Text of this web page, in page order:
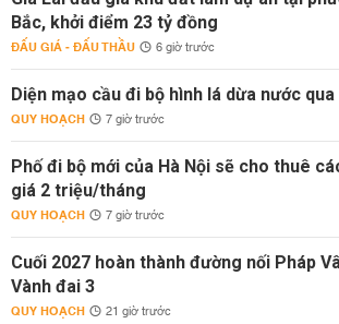
Bắc, khởi điểm 23 tỷ đồng
ĐẤU GIÁ - ĐẤU THẦU 6 giờ trước
Diện mạo cầu đi bộ hình lá dừa nước
QUY HOẠCH 7 giờ trước
Phố đi bộ mới của Hà Nội sẽ cho thuê
giá 2 triệu/tháng
QUY HOẠCH 7 giờ trước
Cuối 2027 hoàn thành đường nối Pháp
Vành đai 3
QUY HOẠCH 21 giờ trước